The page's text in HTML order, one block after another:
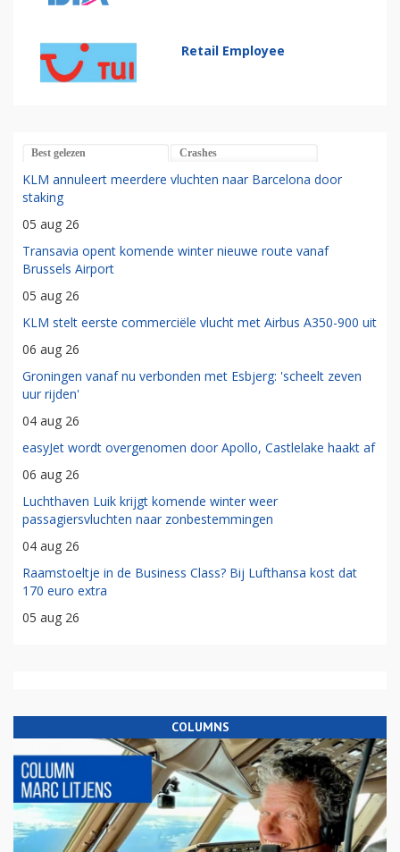
Retail Employee
Best gelezen Crashes
KLM annuleert meerdere vluchten naar Barcelona door
staking
05 aug 26
Transavia opent komende winter nieuwe route vanaf
Brussels Airport
05 aug 26
KLM stelt eerste commerciële vlucht met Airbus A350-900 uit
06 aug 26
Groningen vanaf nu verbonden met Esbjerg: 'scheelt zeven
uur rijden'
04 aug 26
easyJet wordt overgenomen door Apollo, Castlelake haakt af
06 aug 26
Luchthaven Luik krijgt komende winter weer
passagiersvluchten naar zonbestemmingen
04 aug 26
Raamstoeltje in de Business Class? Bij Lufthansa kost dat
170 euro extra
05 aug 26
COLUMNS